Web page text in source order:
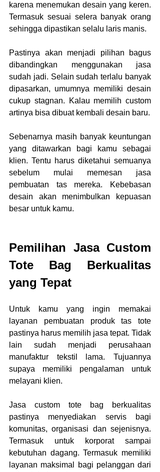
karena menemukan desain yang keren.
Termasuk sesuai selera banyak orang
sehingga dipastikan selalu laris manis.
Pastinya akan menjadi pilihan bagus
dibandingkan menggunakan jasa
sudah jadi. Selain sudah terlalu banyak
dipasarkan, umumnya memiliki desain
cukup stagnan. Kalau memilih custom
artinya bisa dibuat kembali desain baru.
Sebenarnya masih banyak keuntungan
yang ditawarkan bagi kamu sebagai
klien. Tentu harus diketahui semuanya
sebelum mulai memesan jasa
pembuatan tas mereka. Kebebasan
desain akan menimbulkan kepuasan
besar untuk kamu.
Pemilihan Jasa Custom
Tote Bag Berkualitas
yang Tepat
Untuk kamu yang ingin memakai
layanan pembuatan produk tas tote
pastinya harus memilih jasa tepat. Tidak
lain sudah menjadi perusahaan
manufaktur tekstil lama. Tujuannya
supaya memiliki pengalaman untuk
melayani klien.
Jasa custom tote bag berkualitas
pastinya menyediakan servis bagi
komunitas, organisasi dan sejenisnya.
Termasuk untuk korporat sampai
kebutuhan dagang. Termasuk memiliki
layanan maksimal bagi pelanggan dari